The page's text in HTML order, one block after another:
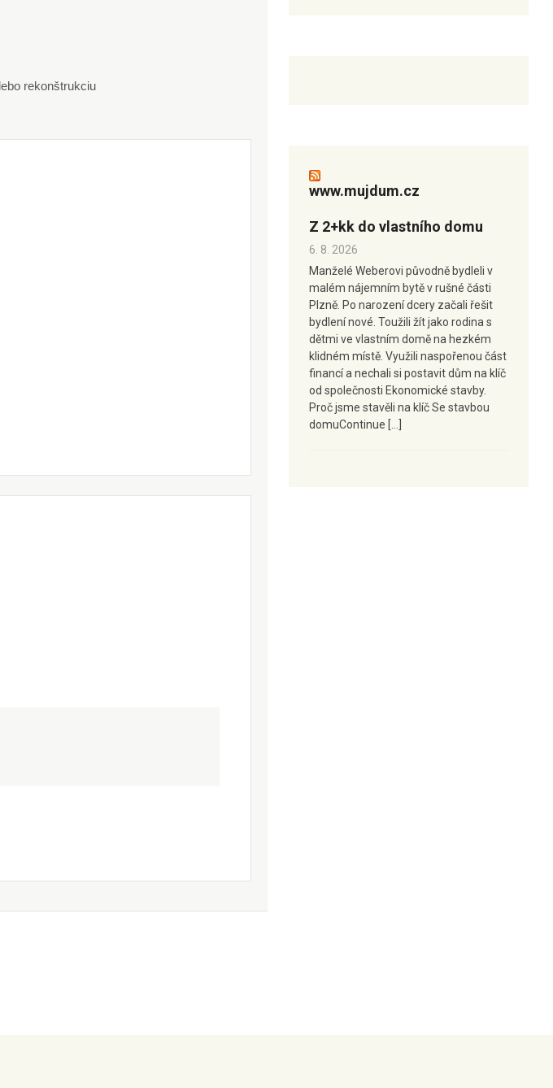
rekonštrukciu
www.mujdum.cz
Z 2+kk do vlastního domu
6. 8. 2026
Manželé Weberovi původně bydleli v
malém nájemním bytě v rušné části
Plzně. Po narození dcery začali řešit
bydlení nové. Toužili žít jako rodina s
dětmi ve vlastním domě na hezkém
klidném místě. Využili naspořenou část
financí a nechali si postavit dům na klíč
od společnosti Ekonomické stavby.
Proč jsme stavěli na klíč Se stavbou
domuContinue […]